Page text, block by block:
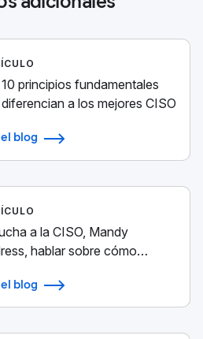
principios fundamentales
a los mejores CISO
blog
a la CISO, Mandy
hablar sobre cómo
blog